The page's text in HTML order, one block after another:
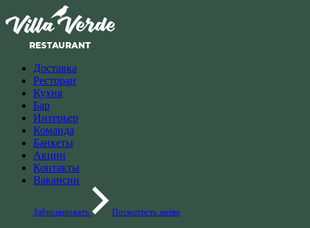
Доставка
Ресторан
Кухня
Бар
Интерьер
Команда
Банкеты
Акции
Контакты
Вакансии
Забронировать Посмотреть меню